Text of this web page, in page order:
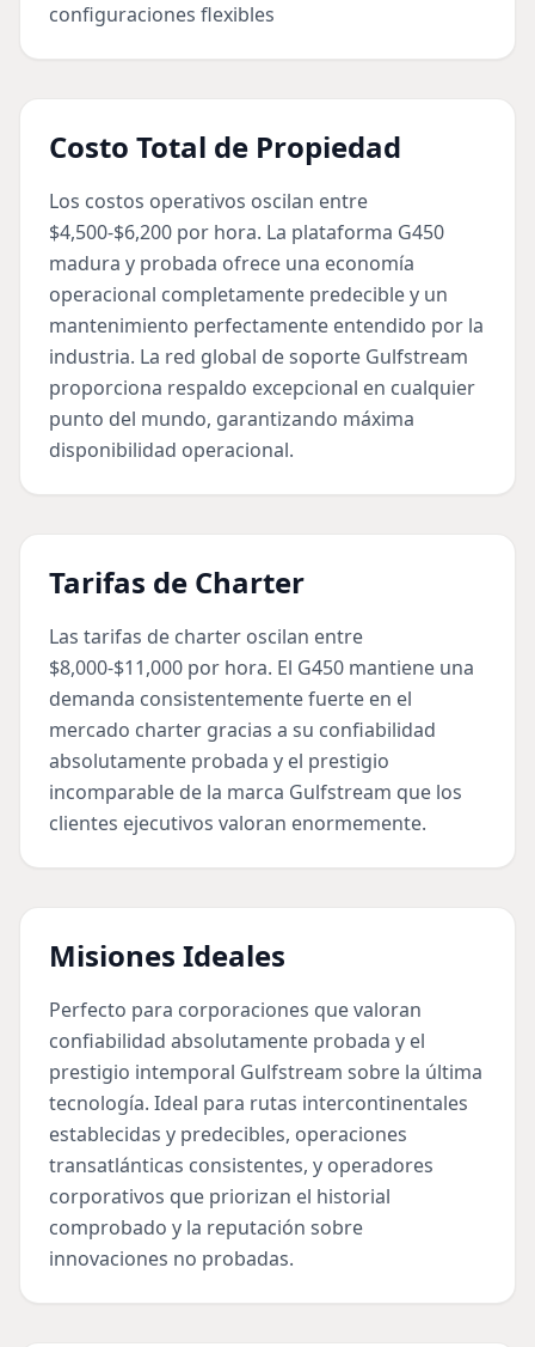
configuraciones flexibles
Costo Total de Propiedad
Los costos operativos oscilan entre
$4,500-$6,200 por hora. La plataforma G450
madura y probada ofrece una economía
operacional completamente predecible y un
mantenimiento perfectamente entendido por la
industria. La red global de soporte Gulfstream
proporciona respaldo excepcional en cualquier
punto del mundo, garantizando máxima
disponibilidad operacional.
Tarifas de Charter
Las tarifas de charter oscilan entre
$8,000-$11,000 por hora. El G450 mantiene una
demanda consistentemente fuerte en el
mercado charter gracias a su confiabilidad
absolutamente probada y el prestigio
incomparable de la marca Gulfstream que los
clientes ejecutivos valoran enormemente.
Misiones Ideales
Perfecto para corporaciones que valoran
confiabilidad absolutamente probada y el
prestigio intemporal Gulfstream sobre la última
tecnología. Ideal para rutas intercontinentales
establecidas y predecibles, operaciones
transatlánticas consistentes, y operadores
corporativos que priorizan el historial
comprobado y la reputación sobre
innovaciones no probadas.